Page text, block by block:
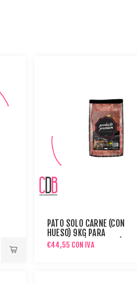
PATO SOLO CARNE (CON
HUESO) 9KG PARA
PREPARACIÓN DE MENÚ BARF
€44,55 CON IVA